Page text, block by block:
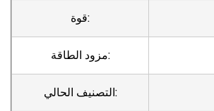
قوة:
مزود الطاقة:
التصنيف الحالي: